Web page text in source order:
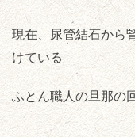
現在、尿管結石から
けている
ふとん職人の旦那の